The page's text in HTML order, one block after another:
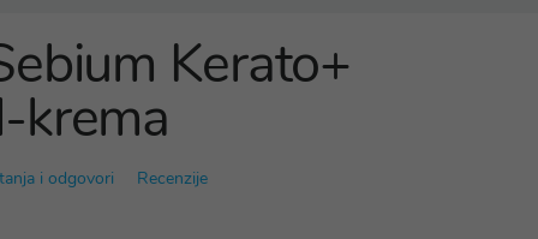
Kerato+
krema
i odgovori Recenzije